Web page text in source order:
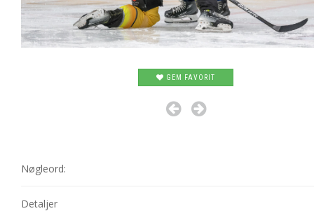
GEM FAVORIT
Nøgleord:
Detaljer